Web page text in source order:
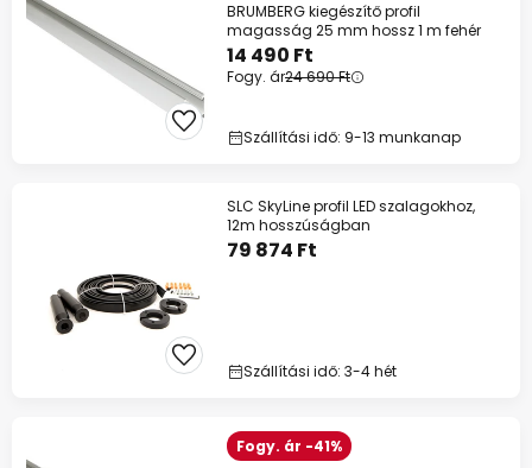
BRUMBERG kiegészítő profil
magasság 25 mm hossz 1 m fehér
14 490 Ft
Fogy. ár24 690 Ft
Szállítási idő: 9-13 munkanap
SLC SkyLine profil LED szalagokhoz,
12m hosszúságban
79 874 Ft
Szállítási idő: 3-4 hét
Fogy. ár -41%